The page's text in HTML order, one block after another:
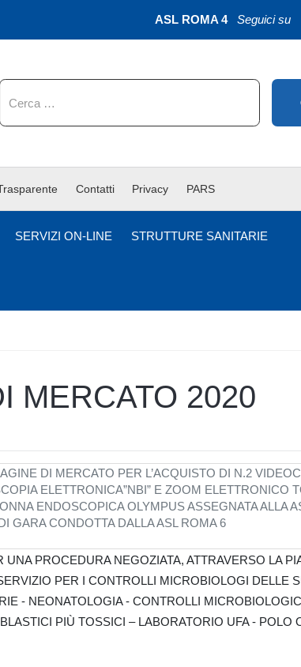
ASL ROMA 4 Seguici su
Cerca
Contatti Privacy PARS
SERVIZI ON-LINE STRUTTURE SANITARIE
MERCATO 2020
DI MERCATO PER L’ACQUISTO DI N.2
ELETTRONICA”NBI” E ZOOM ELETTRONICO
ENDOSCOPICA OLYMPUS ASSEGNATA ALLA
GARA CONDOTTA DALLA ASL ROMA 6
UNA PROCEDURA NEGOZIATA, ATTRAVERSO LA
PER I CONTROLLI MICROBIOLOGI DELLE
- NEONATOLOGIA - CONTROLLI
PIÙ TOSSICI – LABORATORIO UFA - POLO